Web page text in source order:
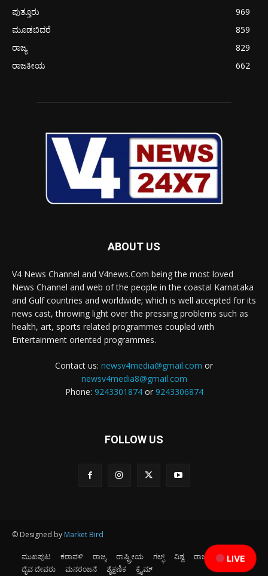
LIVE
ಪುತ್ತೂರು
969
ಮೂಡಬಿದರೆ
859
ರಾಜ್ಯ
829
ರಾಜಕೀಯ
662
ABOUT US
V4 News Channel and V4news.Com being the most loved
News Channel and web of the people in the coastal Karnataka
and Gulf countries and worldwide; which is well accepted for its
news cast, throwing light over the pressing problems such as
health, art, sports related programmes coupled with
Entertainment oriented programmes.
Contact us: newsv4media@gmail.com or
newsv4media8@gmail.com
Phone: 9243301874or 9243306874
FOLLOW US
© Designed by Market Bird
ಮುಖಪುಟ ಕರಾವಳಿ ರಾಜ್ಯ ರಾಷ್ಟ್ರೀಯ ಗಲ್ಫ್ ವಿಶ್ವ ರಾಜಕೀಯ
ಕ್ರೀಡೆ
ದೈವ ದೇವರು
ಮನರಂಜನೆ ಶೈಕ್ಷಣಿಕ ಕ್ರೈಮ್